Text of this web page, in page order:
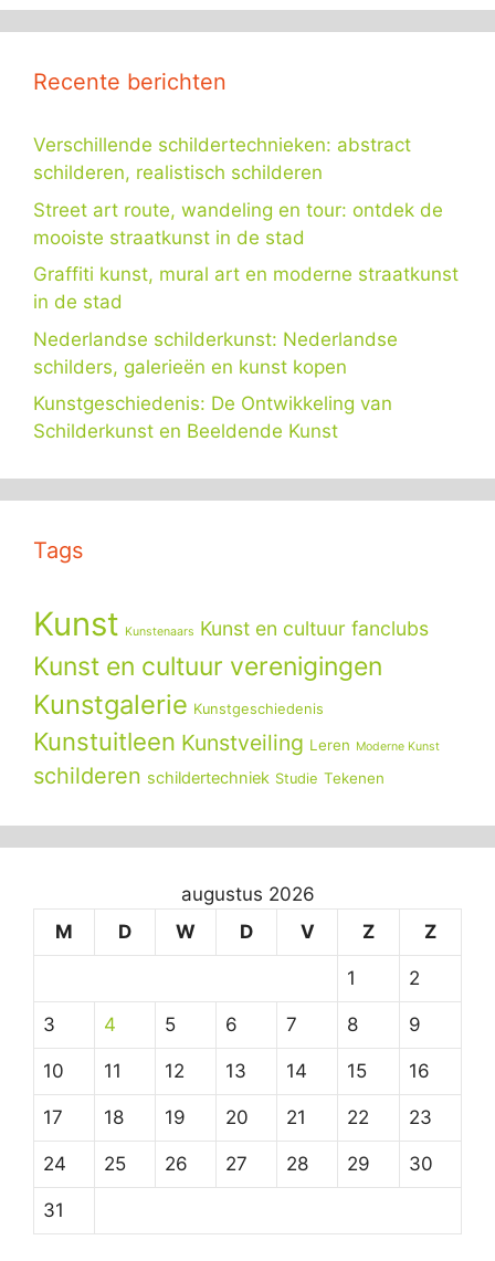
Recente berichten
Verschillende schildertechnieken: abstract
schilderen, realistisch schilderen
Street art route, wandeling en tour: ontdek de
mooiste straatkunst in de stad
Graffiti kunst, mural art en moderne straatkunst
in de stad
Nederlandse schilderkunst: Nederlandse
schilders, galerieën en kunst kopen
Kunstgeschiedenis: De Ontwikkeling van
Schilderkunst en Beeldende Kunst
Tags
Kunst Kunstenaars Kunst en cultuur fanclubs
Kunst en cultuur verenigingen
Kunstgalerie Kunstgeschiedenis
Kunstuitleen Kunstveiling Leren Moderne Kunst
schilderen schildertechniek Studie Tekenen
augustus 2026
M
D W D V Z Z
1 2
3 4 5 6 7 8 9
10 11 12 13 14 15 16
17 18 19 20 21 22 23
24 25 26 27 28 29 30
31